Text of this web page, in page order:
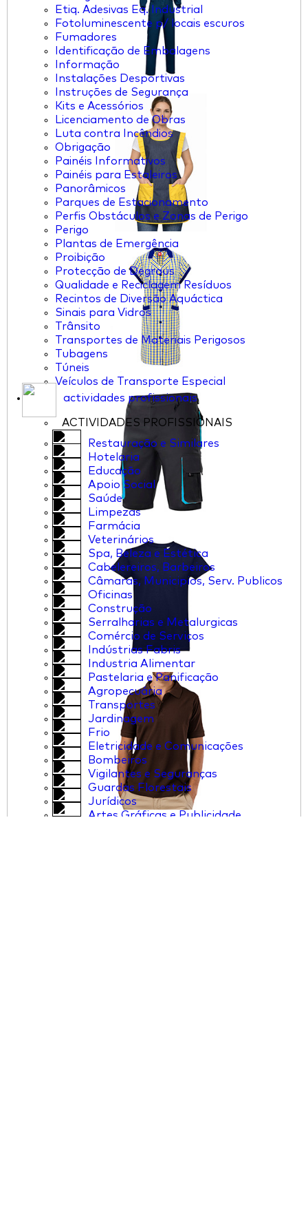
Etiq. Adesivas Eq. Industrial
Fotoluminescente p/ locais escuros
Fumadores
Identificação de Embalagens
Informação
Instalações Desportivas
Instruções de Segurança
Kits e Acessórios
Licenciamento de Obras
Luta contra Incêndios
Obrigação
Painéis Informativos
Painéis para Estaleiros
Panorâmicos
Parques de Estacionamento
Perfis Obstáculos e Zonas de Perigo
Perigo
Plantas de Emergência
Proibição
Protecção de Degraus
Qualidade e Reciclagem Resíduos
Recintos de Diversão Aquáctica
Sinais para Vidros
Trânsito
Transportes de Materiais Perigosos
Tubagens
Túneis
Veículos de Transporte Especial
actividades profissionais
ACTIVIDADES PROFISSIONAIS
Restauração e Similares
Hotelaria
Educação
Apoio Social
Saúde
Limpezas
Farmácia
Veterinários
Spa, Beleza e Estética
Cabelereiros, Barbeiros
Câmaras, Municipios, Serv. Publicos
Oficinas
Construção
Serralharias e Metalurgicas
Comércio de Serviços
Indústrias Fabris
Industria Alimentar
Pastelaria e Panificação
Agropecuária
Transportes
Jardinagem
Frio
Eletricidade e Comunicações
Bombeiros
Vigilantes e Seguranças
Guardas Florestais
Jurídicos
Artes Gráficas e Publicidade